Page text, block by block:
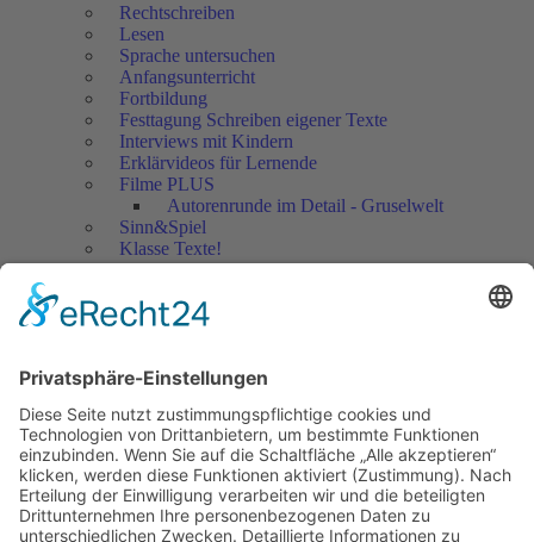
Rechtschreiben
Lesen
Sprache untersuchen
Anfangsunterricht
Fortbildung
Festtagung Schreiben eigener Texte
Interviews mit Kindern
Erklärvideos für Lernende
Filme PLUS
Autorenrunde im Detail - Gruselwelt
Sinn&Spiel
Klasse Texte!
Filmausschnitte Grundschule
Jedes Kind wertschätzen!
Artikel
Artikel 2018
Artikel 2017
Artikel 2016
Artikel 2015
Artikel 2014
Artikel 2013